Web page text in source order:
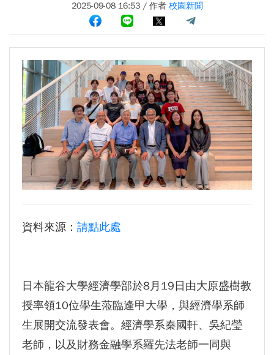
逢甲大學EMBA舉辦新生共善營 以「大好・共善・同樂」開啟學習新旅程
【轉載】麗明營造第24屆公益捐血9月10日登場 歡迎企業踴躍參與
逢甲大學高承恕董事長演講【世界經濟新版圖?舊版圖?】--世界500強企業
龍谷大學師生來訪逢甲 共同探討永續林業與CLT建築發展
傳承逢甲精神！泰國校友會45週年慶 新任會長上任、青年世代接棒注入新動能
逢甲航太系勇奪國防競賽優勝 智慧無人機突破GPS限制
GI Day 2025｜空間資訊技術交流日-跨域感知・智慧行動
2025.08.31 逢甲大學泰國校友會第13&14屆會長交接典禮 泰國三日之旅
全校社團博覽會2.0 精彩片段
運共同培育中臺灣捷運人才
逢甲國貿99級校友 李樺仙 學姐
【逢甲經濟人會訊】9月號出刊
114學年度系所主管會議擘畫未來教育 以「學
生為中心」推動AI融入教學，跨域研究育才
體育教學中心主任王亭文勇奪「2025 CAPA台
灣公開賽」公開女雙冠軍
逢甲大學EMBA舉辦新生共善營 以「大好・共
場 歡迎企業踴躍參與
龍谷大學師生來訪逢甲 共同探討永續林業與CLT
建築發展
傳承逢甲精神！泰國校友會45週年慶 新任會長
上任、青年世代接棒注入新動能
2025-09-08 16:53 / 作者 校園新聞
資料來源： 請點此處
日本龍谷大學經濟學部於8月19日由大原盛樹教
授率領10位學生蒞臨逢甲大學，與經濟學系師
生展開交流發表會。經濟學系秦國軒、吳紀瑩
老師，以及財務金融學系羅先法老師一同與